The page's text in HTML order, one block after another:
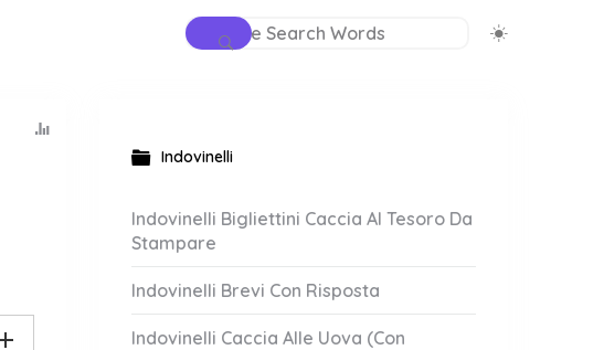
Indovinelli
Indovinelli Bigliettini Caccia Al Tesoro Da
Stampare
Indovinelli Brevi Con Risposta
Indovinelli Caccia Alle Uova (Con